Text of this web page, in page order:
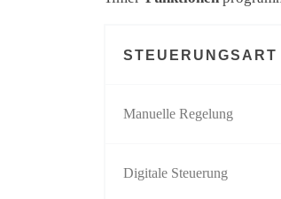
STEUERUNGSART
Manuelle Regelung
Digitale Steuerung